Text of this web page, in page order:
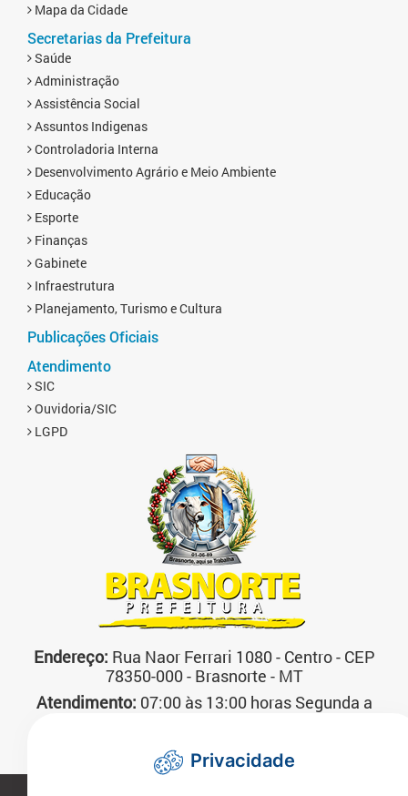
Mapa da Cidade
Secretarias da Prefeitura
Saúde
Administração
Assistência Social
Assuntos Indigenas
Controladoria Interna
Desenvolvimento Agrário e Meio Ambiente
Educação
Esporte
Finanças
Gabinete
Infraestrutura
Planejamento, Turismo e Cultura
Publicações Oficiais
Atendimento
SIC
Ouvidoria/SIC
LGPD
Endereço: Rua Naor Ferrari 1080 - Centro - CEP
78350-000 - Brasnorte - MT
Atendimento: 07:00 às 13:00 horas Segunda a
Telefone:
(66)3592-3200
Privacidade